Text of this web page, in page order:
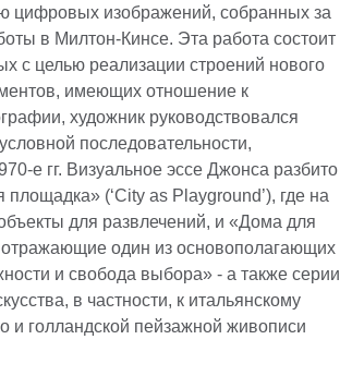
цифровых изображений, собранных за
в Милтон-Кинсе. Эта работа состоит
с целью реализации строений нового
имеющих отношение к
художник руководствовался
последовательности,
е гг. Визуальное эссе Джонса разбито
(‘City as Playground’), где на
для развлечений, и «Дома для
отражающие один из основополагающих
и свобода выбора» - а также серии
в частности, к итальянскому
и голландской пейзажной живописи